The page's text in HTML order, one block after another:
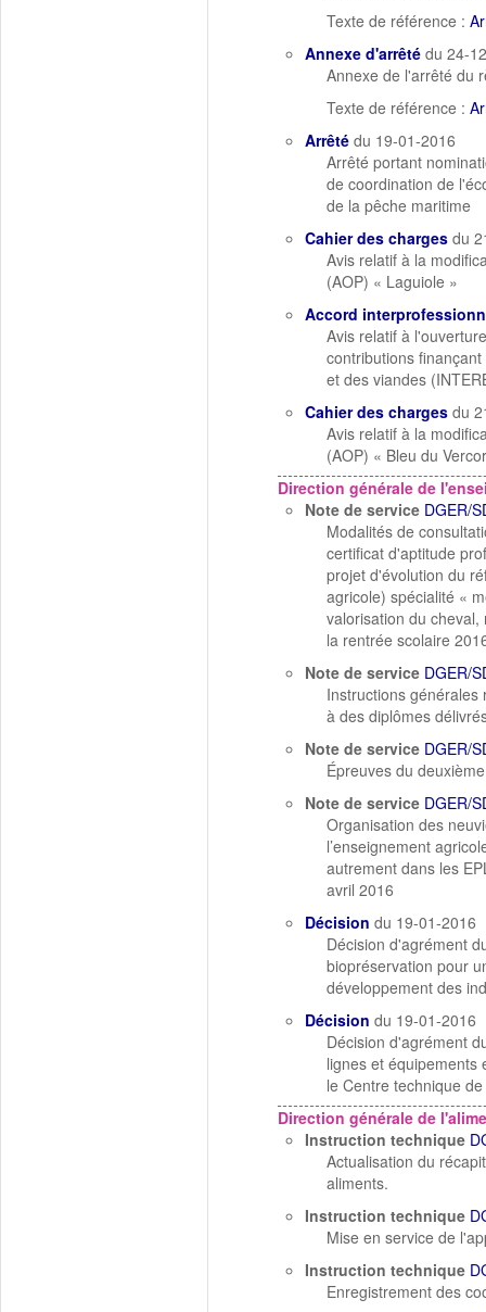
Texte de référence :
Annexe d'arrêté du 24-
Annexe de l'arrêté du
Texte de référence :
Arrêté du 19-01-2016
Arrêté portant
de coordination de
de la pêche maritime
Cahier des charges du
Avis relatif à la
(AOP) « Laguiole »
Accord
Avis relatif à
contributions
et des viandes
Cahier des charges du
Avis relatif à la
(AOP) « Bleu du
Direction générale de
Note de service DGER/
Modalités de
certificat d'aptitude
projet d'évolution du
agricole) spécialité «
valorisation du
la rentrée scolaire
Note de service DGER/
Instructions générales
à des diplômes
Note de service DGER/
Épreuves du
Note de service DGER/
Organisation des
l’enseignement
autrement dans les
avril 2016
Décision du 19-01-2016
Décision d'agrément
biopréservation pour
développement des
Décision du 19-01-2016
Décision d'agrément
lignes et équipements
le Centre technique
Direction générale de
Instruction technique
Actualisation du
aliments.
Instruction technique
Mise en service de
Instruction technique
Enregistrement des